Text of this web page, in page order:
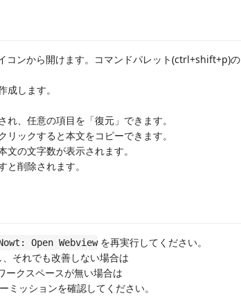
コンから開けます。コマンドパレット(ctrl+shift+p)の
します。
、任意の項目を「復元」できます。
ックすると本文をコピーできます。
の文字数が表示されます。
削除されます。
Open Webviewを再実行してください。
それでも改善しない場合は
ワークスペースが無い場合は
ミッションを確認してください。